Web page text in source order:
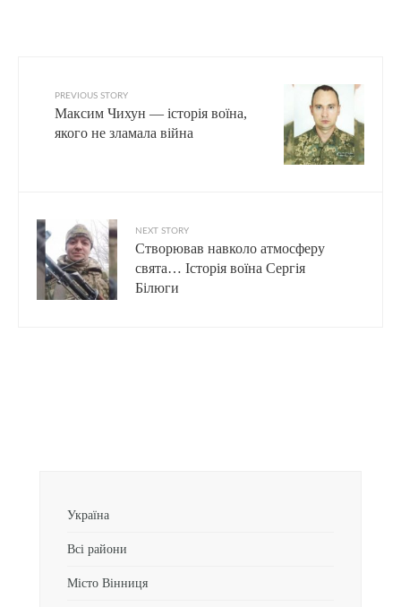
PREVIOUS STORY
Максим Чихун — історія воїна,
якого не зламала війна
NEXT STORY
Створював навколо атмосферу
свята… Історія воїна Сергія
Білюги
Україна
Всі райони
Місто Вінниця